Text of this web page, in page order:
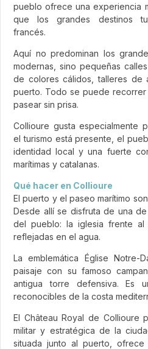
pueblo ofrece una experiencia
que los grandes destinos
francés.
Aquí no predominan los
modernas, sino pequeñas
de colores cálidos, talleres de
puerto. Todo se puede
pasear sin prisa.
Collioure gusta especialmente
el turismo está presente, el
identidad local y una fuerte
marítimas y catalanas.
Qué hacer en Collioure
El puerto y el paseo marítimo
Desde allí se disfruta de una de
del pueblo: la iglesia frente al
reflejadas en el agua.
La emblemática Église Notre-
paisaje con su famoso
antigua torre defensiva. Es
reconocibles de la costa
El Château Royal de Collioure
militar y estratégica de la
situada junto al puerto, ofrece